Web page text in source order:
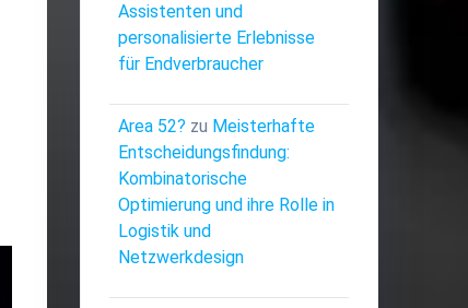
Assistenten und
personalisierte Erlebnisse
für Endverbraucher
Area 52? zu Meisterhafte
Entscheidungsfindung:
Kombinatorische
Optimierung und ihre Rolle in
Logistik und
Netzwerkdesign